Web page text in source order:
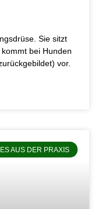
Sie sitzt
bei Hunden
vor.
AUS DER PRAXIS